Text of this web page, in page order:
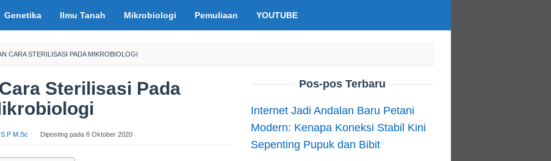
Genetika Ilmu Tanah Mikrobiologi Pemuliaan YOUTUBE
CARA STERILISASI PADA MIKROBIOLOGI
Sterilisasi Pada
M.Sc Diposting pada 8 Oktober 2020
Pos-pos Terbaru
Internet Jadi Andalan Baru Petani
Modern: Kenapa Koneksi Stabil Kini
Sepenting Pupuk dan Bibit